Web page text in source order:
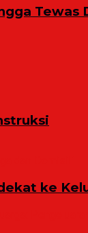
Tewas
ke